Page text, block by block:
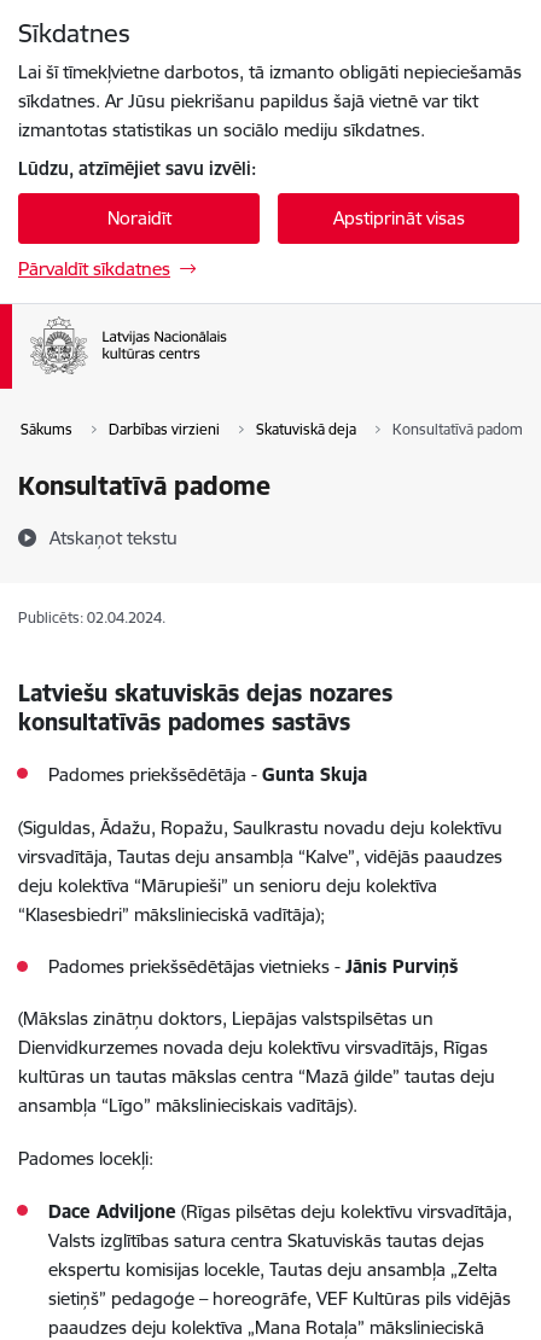
Sīkdatnes
Lai šī tīmekļvietne darbotos, tā izmanto obligāti nepieciešamās
sīkdatnes. Ar Jūsu piekrišanu papildus šajā vietnē var tikt
izmantotas statistikas un sociālo mediju sīkdatnes.
Lūdzu, atzīmējiet savu izvēli:
Noraidīt Apstiprināt visas
Pārvaldīt sīkdatnes
Sākums Darbības virzieni Skatuviskā deja Konsultatīvā padome
Konsultatīvā padome
Atskaņot tekstu
Publicēts: 02.04.2024.
Latviešu skatuviskās dejas nozares
konsultatīvās padomes sastāvs
Padomes priekšsēdētāja - Gunta Skuja
(Siguldas, Ādažu, Ropažu, Saulkrastu novadu deju kolektīvu
virsvadītāja, Tautas deju ansambļa “Kalve”, vidējās paaudzes
deju kolektīva “Mārupieši” un senioru deju kolektīva
“Klasesbiedri” mākslinieciskā vadītāja);
Padomes priekšsēdētājas vietnieks - Jānis Purviņš
(Mākslas zinātņu doktors, Liepājas valstspilsētas un
Dienvidkurzemes novada deju kolektīvu virsvadītājs, Rīgas
kultūras un tautas mākslas centra “Mazā ģilde” tautas deju
ansambļa “Līgo” mākslinieciskais vadītājs).
Padomes locekļi:
Dace Adviljone (Rīgas pilsētas deju kolektīvu virsvadītāja,
Valsts izglītības satura centra Skatuviskās tautas dejas
ekspertu komisijas locekle, Tautas deju ansambļa „Zelta
sietiņš” pedagoģe – horeogrāfe, VEF Kultūras pils vidējās
paaudzes deju kolektīva „Mana Rotaļa” mākslinieciskā